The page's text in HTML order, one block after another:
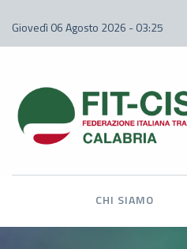
Giovedì 06 Agosto 2026 - 03:25
CHI SIAMO